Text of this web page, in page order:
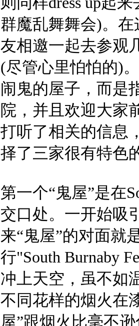
群魔乱舞舞会)。
友相邀一起去参观
(尽管心里怕怕的)
闹鬼的屋子，而是
院，并且欢迎大家
打听了相关的信息
择了三家很有特色
第一个“鬼屋”是在
交口处。一开始吸
来“鬼屋”的对面就
行"South Burnaby
冲上天空，虽不如
不同花样的烟火在
屋”跟烟火比毫不